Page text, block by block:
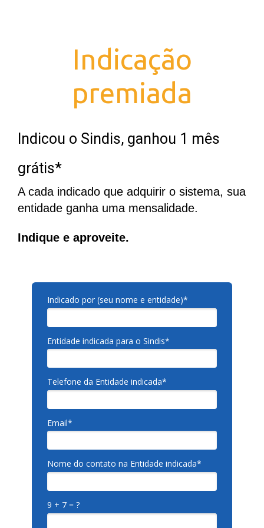
Indicação
premiada
Indicou o Sindis, ganhou 1 mês
grátis*
A cada indicado que adquirir o sistema, sua
entidade ganha uma mensalidade.
Indique e aproveite.
Indicado por (seu nome e entidade)*
Entidade indicada para o Sindis*
Telefone da Entidade indicada*
Email*
Nome do contato na Entidade indicada*
9 + 7 = ?